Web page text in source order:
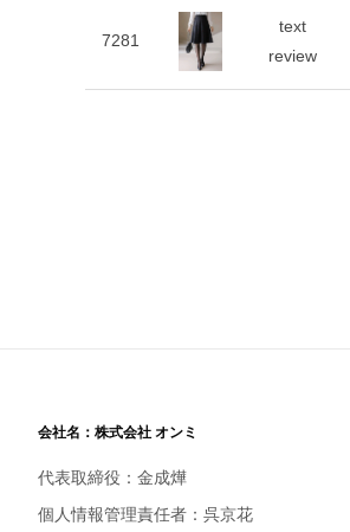
7281
text
review
会社名：株式会社 オンミ
代表取締役：金成燁
個人情報管理責任者：呉京花